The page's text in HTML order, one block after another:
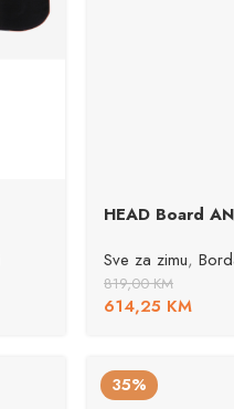
HEAD Board
Sve za zimu,
819,00KM
614,25 KM
35%